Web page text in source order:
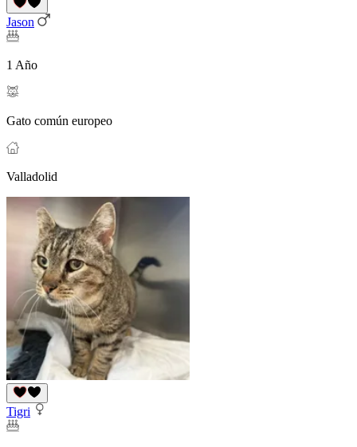
Jason
1 Año
Gato común europeo
Valladolid
Tigri